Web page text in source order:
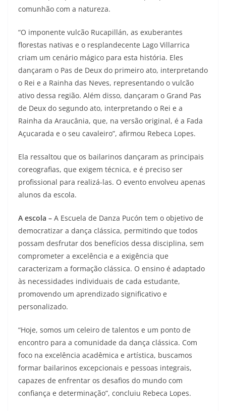
comunhão com a natureza.
“O imponente vulcão Rucapillán, as exuberantes
florestas nativas e o resplandecente Lago Villarrica
criam um cenário mágico para esta história. Eles
dançaram o Pas de Deux do primeiro ato, interpretando
o Rei e a Rainha das Neves, representando o vulcão
ativo dessa região. Além disso, dançaram o Grand Pas
de Deux do segundo ato, interpretando o Rei e a
Rainha da Araucânia, que, na versão original, é a Fada
Açucarada e o seu cavaleiro”, afirmou Rebeca Lopes.
Ela ressaltou que os bailarinos dançaram as principais
coreografias, que exigem técnica, e é preciso ser
profissional para realizá-las. O evento envolveu apenas
alunos da escola.
A escola – A Escuela de Danza Pucón tem o objetivo de
democratizar a dança clássica, permitindo que todos
possam desfrutar dos benefícios dessa disciplina, sem
comprometer a excelência e a exigência que
caracterizam a formação clássica. O ensino é adaptado
às necessidades individuais de cada estudante,
promovendo um aprendizado significativo e
personalizado.
“Hoje, somos um celeiro de talentos e um ponto de
encontro para a comunidade da dança clássica. Com
foco na excelência acadêmica e artística, buscamos
formar bailarinos excepcionais e pessoas integrais,
capazes de enfrentar os desafios do mundo com
confiança e determinação”, concluiu Rebeca Lopes.